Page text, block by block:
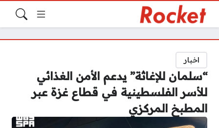
اخبار
“سلمان للإغاثة” يدعم الأمن الغذائي
للأسر الفلسطينية في قطاع غزة عبر
المطبخ المركزي